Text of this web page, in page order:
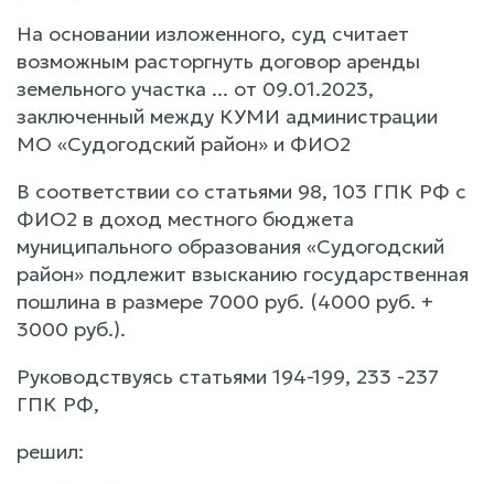
На основании изложенного, суд считает
возможным расторгнуть договор аренды
земельного участка ... от 09.01.2023,
заключенный между КУМИ администрации
МО «Судогодский район» и ФИО2
В соответствии со статьями 98, 103 ГПК РФ с
ФИО2 в доход местного бюджета
муниципального образования «Судогодский
район» подлежит взысканию государственная
пошлина в размере 7000 руб. (4000 руб. +
3000 руб.).
Руководствуясь статьями 194-199, 233 -237
ГПК РФ,
решил: